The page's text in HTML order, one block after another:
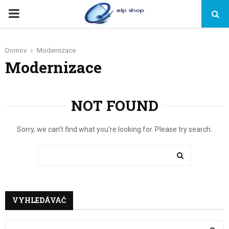
PRIMARY
Domov Modernizace
Modernizace
NOT FOUND
Sorry, we can’t find what you’re looking for. Please try search.
VYHLEDÁVAČ